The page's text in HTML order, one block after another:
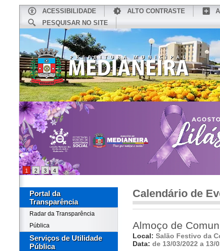
ACESSIBILIDADE ALTO CONTRASTE
PESQUISAR NO SITE
CONHEÇA MEDIANEIRA
1 2 3 4
Portal da
Transparência
Radar da Transparência
Pública
Serviços de Utilidade
Pública
Calendário de
Almoço de
Local: Salão Festivo da
Data: de 13/03/2022 a 13/